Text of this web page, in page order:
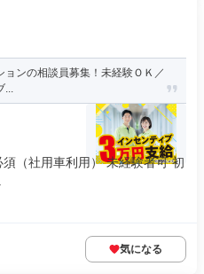
ンの相談員募集！未経験ＯＫ／
...
（社用車利用） 未経験者可 初
気になる